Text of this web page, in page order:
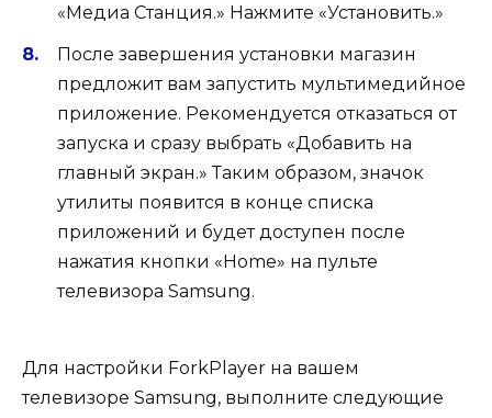
«Медиа Станция.» Нажмите «Установить.»
После завершения установки магазин
предложит вам запустить мультимедийное
приложение. Рекомендуется отказаться от
запуска и сразу выбрать «Добавить на
главный экран.» Таким образом, значок
утилиты появится в конце списка
приложений и будет доступен после
нажатия кнопки «Home» на пульте
телевизора Samsung.
Для настройки ForkPlayer на вашем
телевизоре Samsung, выполните следующие